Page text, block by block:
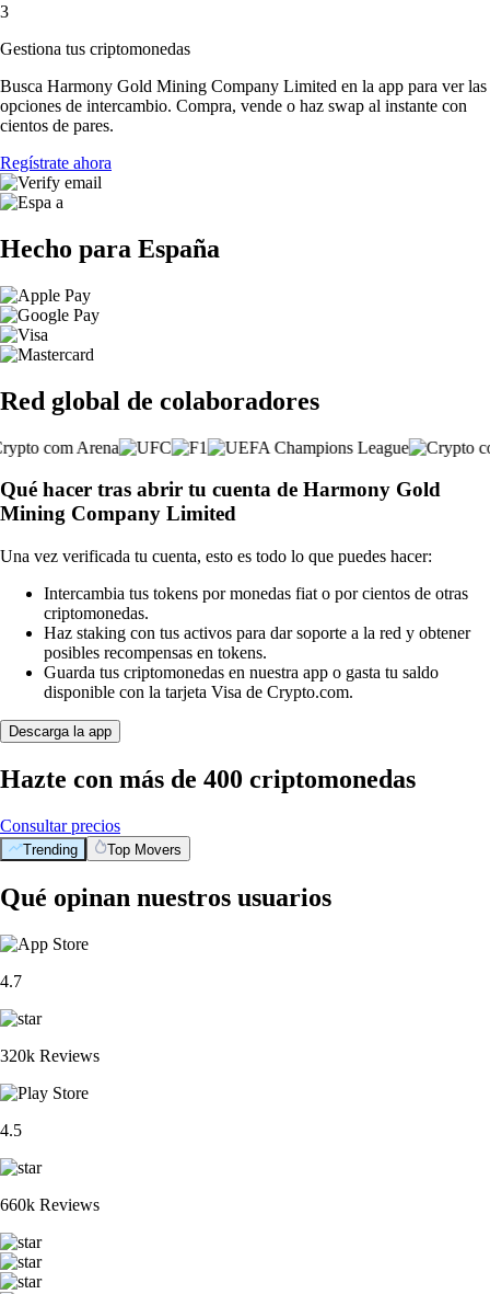
3
Gestiona tus criptomonedas
Busca Harmony Gold Mining Company Limited en la app para ver las
opciones de intercambio. Compra, vende o haz swap al instante con
cientos de pares.
Regístrate ahora
Hecho para España
Red global de colaboradores
Qué hacer tras abrir tu cuenta de Harmony Gold
Mining Company Limited
Una vez verificada tu cuenta, esto es todo lo que puedes hacer:
Intercambia tus tokens por monedas fiat o por cientos de otras
criptomonedas.
Haz staking con tus activos para dar soporte a la red y obtener
posibles recompensas en tokens.
Guarda tus criptomonedas en nuestra app o gasta tu saldo
disponible con la tarjeta Visa de Crypto.com.
Descarga la app
Hazte con más de 400 criptomonedas
Consultar precios
Trending Top Movers
Qué opinan nuestros usuarios
4.7
320k Reviews
4.5
660k Reviews